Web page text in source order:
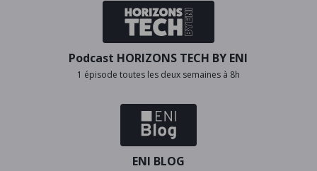
Podcast HORIZONS TECH BY ENI
1 épisode toutes les deux semaines à 8h
ENI BLOG